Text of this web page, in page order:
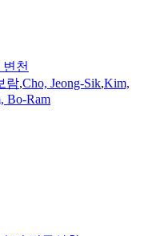
천
람,Cho, Jeong-Sik,Kim,
Bo-Ram